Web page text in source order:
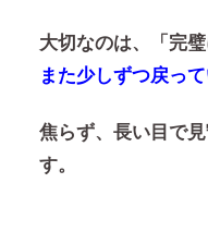
大切なのは、「完
また少しずつ戻っ
焦らず、長い目で
す。